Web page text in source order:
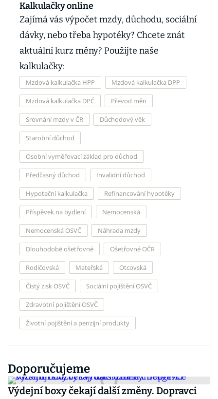
Kalkulačky online
Zajímá vás výpočet mzdy, důchodu, sociální
dávky, nebo třeba hypotéky? Chcete znát
aktuální kurz měny? Použijte naše
kalkulačky:
Mzdová kalkulačka HPP Mzdová kalkulačka DPP
Mzdová kalkulačka DPČ Převod měn
Srovnání mzdy v ČR Důchodový věk
Starobní důchod
Osobní vyměřovací základ pro důchod
Předčasný důchod Invalidní důchod
Hypoteční kalkulačka Refinancování hypotéky
Příspěvek na bydlení Nemocenská
Nemocenská OSVČ Náhrada mzdy
Dlouhodobé ošetřovné Ošetřovné OČR
Rodičovská Mateřská Otcovská
Čistý zisk OSVČ Sociální pojištění OSVČ
Zdravotní pojištění OSVČ
Životní pojištění a penzijní produkty
Doporučujeme
Výdejní boxy čekají další změny. Dopravci